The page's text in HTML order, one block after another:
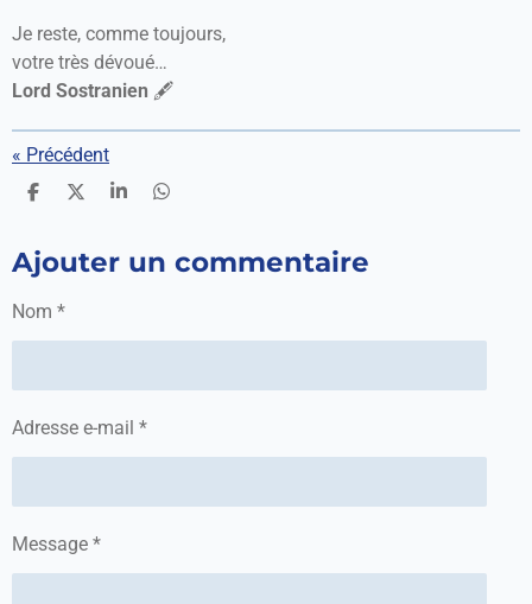
Je reste, comme toujours,
votre très dévoué…
Lord Sostranien 🖋️
« Précédent
P
t
a
e
P
t
a
P
t
P
t
a
Ajouter un commentaire
Nom *
Adresse e-mail *
Message *